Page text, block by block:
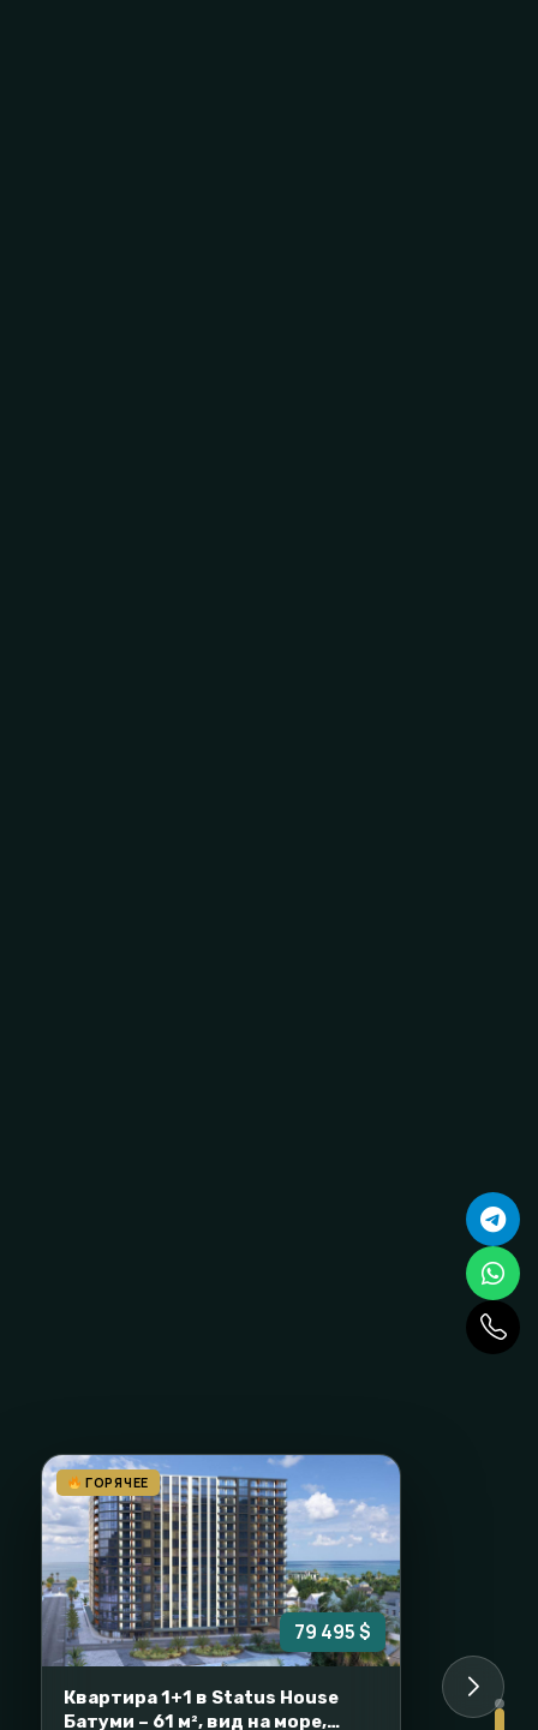
ГОРЯЧЕЕ
79 495 $
Квартира 1+1 в Status House
Батуми – 61 м², вид на море,